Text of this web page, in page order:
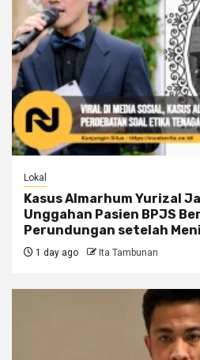
Lokal
Kasus Almarhum Yurizal
Unggahan Pasien BPJS
Perundungan setelah
1 day ago Ita Tambunan